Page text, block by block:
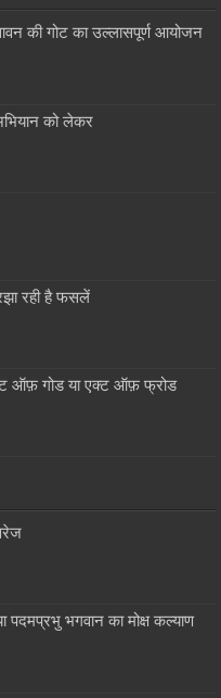
सावन की गोट का उल्लासपूर्ण आयोजन
को लेकर
रही है फसलें
ऑफ़ गोड या एक्ट ऑफ़ फ्रोड
पदमप्रभु भगवान का मोक्ष कल्याण